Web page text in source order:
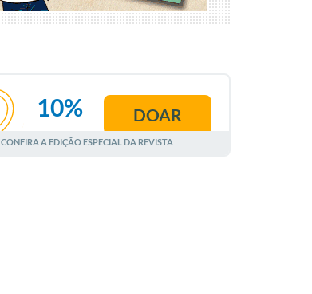
AGOSTO
10% DOAR
CONFIRA A EDIÇÃO ESPECIAL DA REVISTA